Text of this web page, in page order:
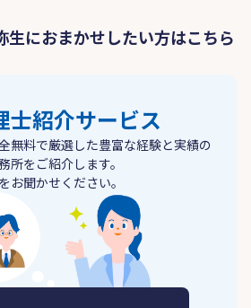
生におまかせしたい方はこちら
士紹介サービス
無料で厳選した豊富な経験と実績の
所をご紹介します。
お聞かせください。